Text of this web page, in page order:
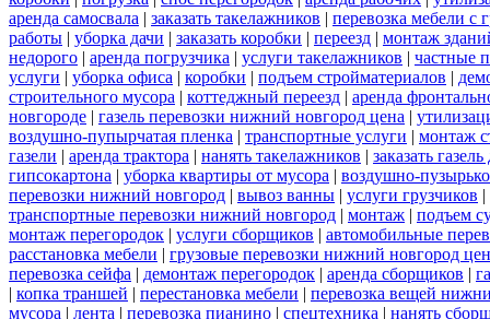
аренда самосвала | заказать такелажников | перевозка мебели с
работы | уборка дачи | заказать коробки | переезд | монтаж
недорого | аренда погрузчика | услуги такелажников | частные
услуги | уборка офиса | коробки | подъем стройматериалов |
строительного мусора | коттеджный переезд | аренда
новгороде | газель перевозки нижний новгород цена |
воздушно-пупырчатая пленка | транспортные услуги | монтаж
газели | аренда трактора | нанять такелажников | заказать
гипсокартона | уборка квартиры от мусора | воздушно-
перевозки нижний новгород | вывоз ванны | услуги грузчиков |
транспортные перевозки нижний новгород | монтаж | подъем
монтаж перегородок | услуги сборщиков | автомобильные
расстановка мебели | грузовые перевозки нижний новгород
перевозка сейфа | демонтаж перегородок | аренда сборщиков |
| копка траншей | перестановка мебели | перевозка вещей
мусора | лента | перевозка пианино | спецтехника | нанять